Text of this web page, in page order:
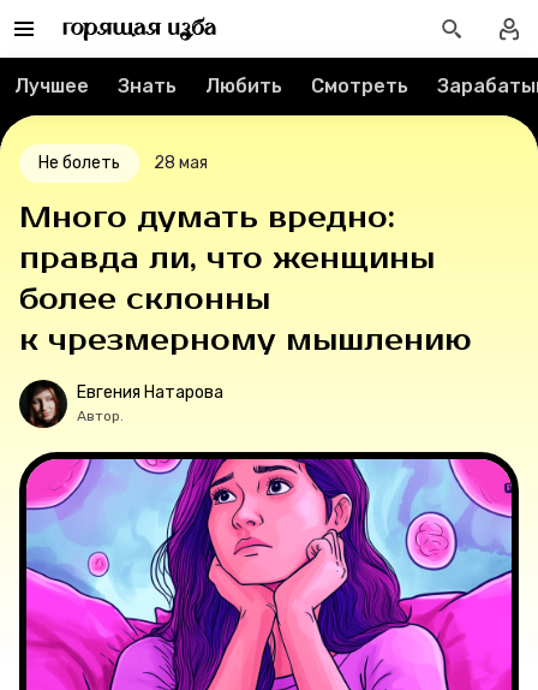
О проекте
О компании
Рубрики
Лучшее
Тесты
Секспросвет
Великие женщины
Тренды
Лучшее Знать Любить Смотреть
Не болеть 28 мая
Много думать вредно:
правда ли, что женщины
более склонны
к чрезмерному мышлению
Евгения Натарова
Автор.